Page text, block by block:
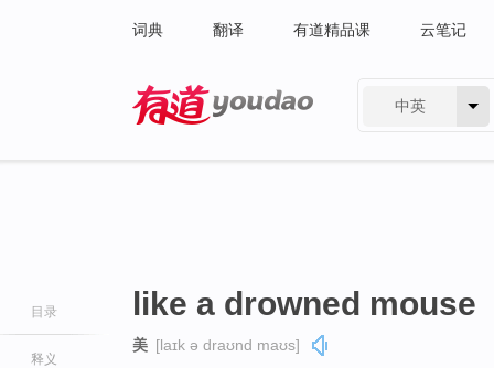
词典 翻译 有道精品课 云笔记
中英
目录
释义
like a drowned mouse
美 [laɪk ə draʊnd maʊs]